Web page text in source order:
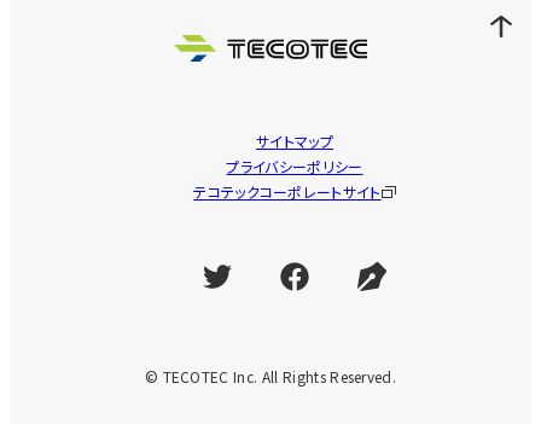
サイトマップ
プライバシーポリシー
テコテックコーポレートサイト
© TECOTEC Inc. All Rights Reserved.